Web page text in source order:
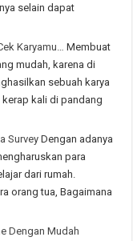
selain dapat
Karyamu…
Membuat
mudah, karena di
sebuah karya
kali di pandang
SurveyDengan adanya
para
dari rumah.
orang tua, Bagaimana
Dengan Mudah